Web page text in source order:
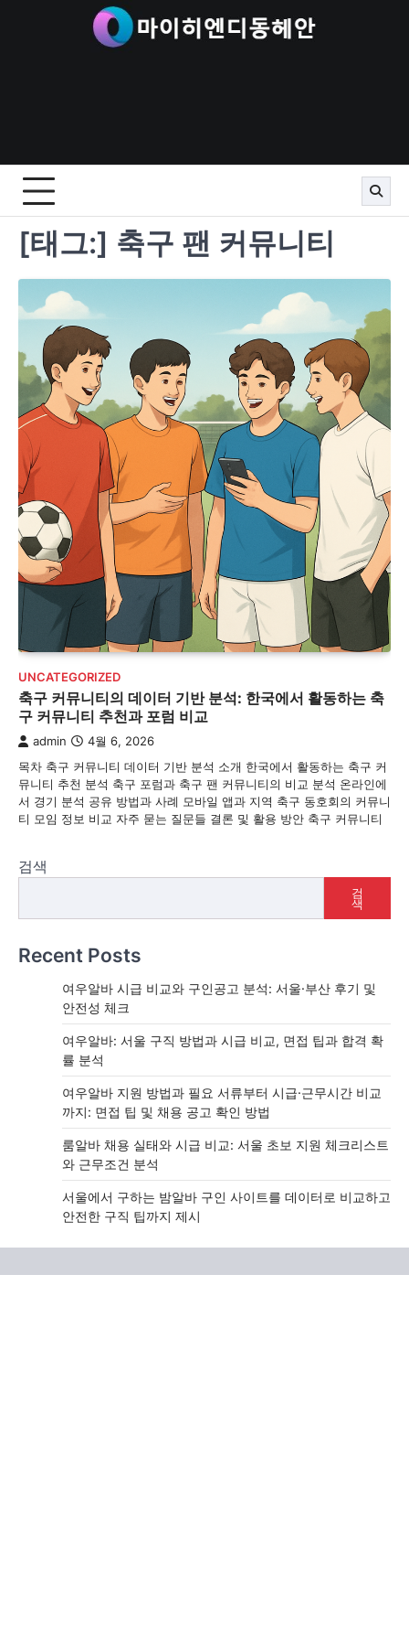
[태그:] 축구 팬 커뮤니티
UNCATEGORIZED
축구 커뮤니티의 데이터 기반 분석: 한국에서 활동하는 축
구 커뮤니티 추천과 포럼 비교
admin 4월 6, 2026
목차 축구 커뮤니티 데이터 기반 분석 소개 한국에서 활동하는 축구 커
뮤니티 추천 분석 축구 포럼과 축구 팬 커뮤니티의 비교 분석 온라인에
서 경기 분석 공유 방법과 사례 모바일 앱과 지역 축구 동호회의 커뮤니
티 모임 정보 비교 자주 묻는 질문들 결론 및 활용 방안 축구 커뮤니티
검색
검
색
Recent Posts
여우알바 시급 비교와 구인공고 분석: 서울·부산 후기 및
안전성 체크
여우알바: 서울 구직 방법과 시급 비교, 면접 팁과 합격 확
률 분석
여우알바 지원 방법과 필요 서류부터 시급·근무시간 비교
까지: 면접 팁 및 채용 공고 확인 방법
룸알바 채용 실태와 시급 비교: 서울 초보 지원 체크리스트
와 근무조건 분석
서울에서 구하는 밤알바 구인 사이트를 데이터로 비교하고
안전한 구직 팁까지 제시